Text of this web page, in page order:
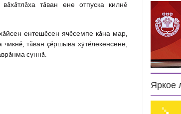
тăван ене отпуска килнĕ
ентешĕсен ячĕсемпе кăна мар,
тăван çĕршыва хÿтĕлекенсене,
суннă.
Яркое